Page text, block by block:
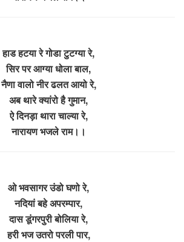
हाड हटया रे गोडा टुटग्या रे,
सिर पर आग्या धोला बाल,
नैणा वालो नीर ढलत आयो रे,
अब थारे क्यांरो है गुमान,
ऐ दिनड़ा थारा चाल्या रे,
नारायण भजले राम।।
ओ भवसागर उंडो घणो रे,
नदियां बहे अपरम्पार,
दास डूंगरपुरी बोलिया रे,
हरी भज उतरो परली पार,